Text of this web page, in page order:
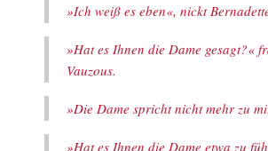
»Ich weiß es eben«, nickt
»Hat es Ihnen die Dame gesagt?«
Vauzous.
»Die Dame spricht nicht mehr zu
»Hat es Ihnen die Dame etwa zu